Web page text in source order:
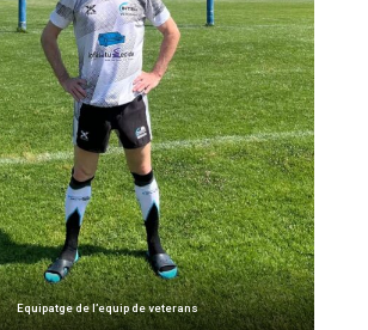
Equipatge de l’equip de veterans